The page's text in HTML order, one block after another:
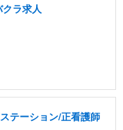
ラ求人
テーション/正看護師